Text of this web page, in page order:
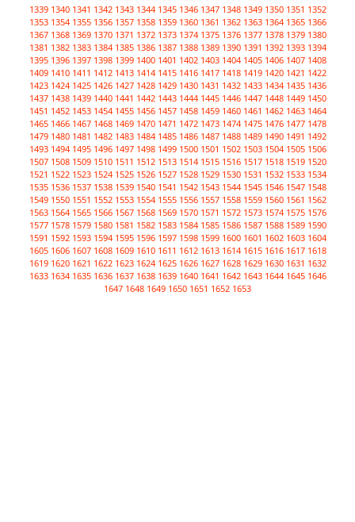
1339 1340 1341 1342 1343 1344 1345 1346 1347 1348 1349 1350 1351 1352
1353 1354 1355 1356 1357 1358 1359 1360 1361 1362 1363 1364 1365 1366
1367 1368 1369 1370 1371 1372 1373 1374 1375 1376 1377 1378 1379 1380
1381 1382 1383 1384 1385 1386 1387 1388 1389 1390 1391 1392 1393 1394
1395 1396 1397 1398 1399 1400 1401 1402 1403 1404 1405 1406 1407 1408
1409 1410 1411 1412 1413 1414 1415 1416 1417 1418 1419 1420 1421 1422
1423 1424 1425 1426 1427 1428 1429 1430 1431 1432 1433 1434 1435 1436
1437 1438 1439 1440 1441 1442 1443 1444 1445 1446 1447 1448 1449 1450
1451 1452 1453 1454 1455 1456 1457 1458 1459 1460 1461 1462 1463 1464
1465 1466 1467 1468 1469 1470 1471 1472 1473 1474 1475 1476 1477 1478
1479 1480 1481 1482 1483 1484 1485 1486 1487 1488 1489 1490 1491 1492
1493 1494 1495 1496 1497 1498 1499 1500 1501 1502 1503 1504 1505 1506
1507 1508 1509 1510 1511 1512 1513 1514 1515 1516 1517 1518 1519 1520
1521 1522 1523 1524 1525 1526 1527 1528 1529 1530 1531 1532 1533 1534
1535 1536 1537 1538 1539 1540 1541 1542 1543 1544 1545 1546 1547 1548
1549 1550 1551 1552 1553 1554 1555 1556 1557 1558 1559 1560 1561 1562
1563 1564 1565 1566 1567 1568 1569 1570 1571 1572 1573 1574 1575 1576
1577 1578 1579 1580 1581 1582 1583 1584 1585 1586 1587 1588 1589 1590
1591 1592 1593 1594 1595 1596 1597 1598 1599 1600 1601 1602 1603 1604
1605 1606 1607 1608 1609 1610 1611 1612 1613 1614 1615 1616 1617 1618
1619 1620 1621 1622 1623 1624 1625 1626 1627 1628 1629 1630 1631 1632
1633 1634 1635 1636 1637 1638 1639 1640 1641 1642 1643 1644 1645 1646
1647 1648 1649 1650 1651 1652 1653